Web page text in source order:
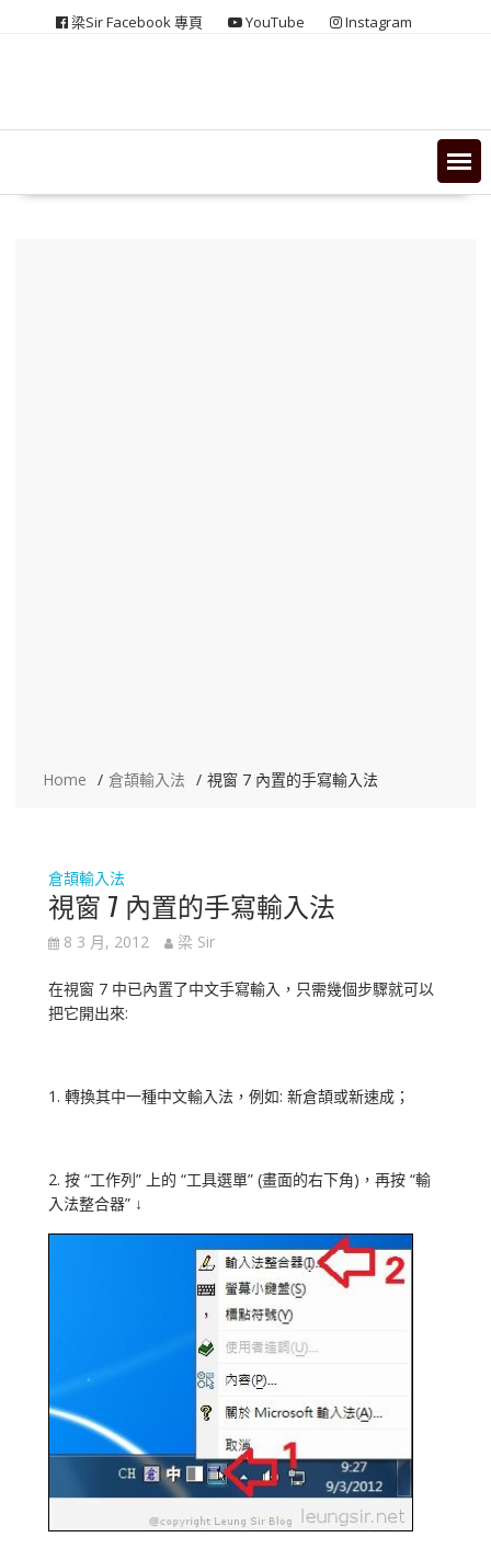
梁Sir Facebook 專頁 YouTube Instagram
Home 倉頡輸入法 視窗 7 內置的手寫輸入法
倉頡輸入法
視窗 7 內置的手寫輸入法
8 3 月, 2012 梁 Sir
在視窗 7 中已內置了中文手寫輸入，只需幾個步驟就可以
把它開出來:
1. 轉換其中一種中文輸入法，例如: 新倉頡或新速成；
2. 按 “工作列” 上的 “工具選單” (畫面的右下角)，再按 “輸
入法整合器” ↓